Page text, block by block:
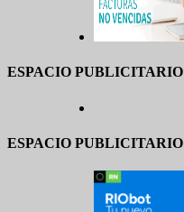
ESPACIO PUBLICITARIO
ESPACIO PUBLICITARIO